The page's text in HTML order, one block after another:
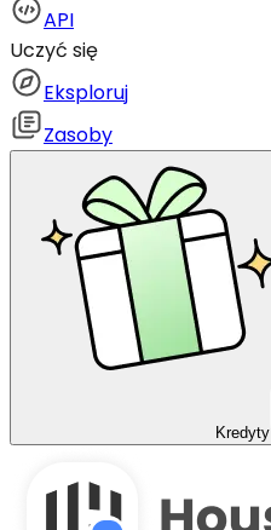
API
Uczyć się
Eksploruj
Zasoby
Kredyty